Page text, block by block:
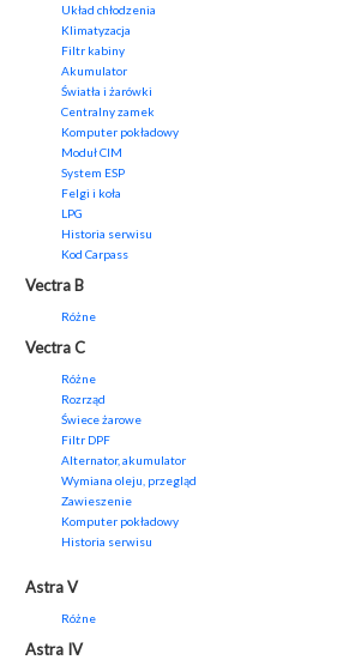
Układ chłodzenia
Klimatyzacja
Filtr kabiny
Akumulator
Światła i żarówki
Centralny zamek
Komputer pokładowy
Moduł CIM
System ESP
Felgi i koła
LPG
Historia serwisu
Kod Carpass
Vectra B
Różne
Vectra C
Różne
Rozrząd
Świece żarowe
Filtr DPF
Alternator, akumulator
Wymiana oleju, przegląd
Zawieszenie
Komputer pokładowy
Historia serwisu
Astra V
Różne
Astra IV